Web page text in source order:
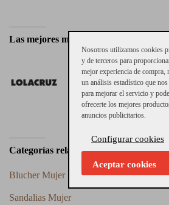
Las mejores marcas de Bailarinas
Categorías relacionadas
Blucher Mujer
Sandalias Mujer
Nosotros utilizamos cookies
y de terceros para
mejor experiencia de compra,
un análisis estadístico que
para mejorar el servicio y
ofrecerte los mejores
anuncios publicitarios.
Configurar cookies
Aceptar cookies